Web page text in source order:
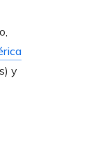
y